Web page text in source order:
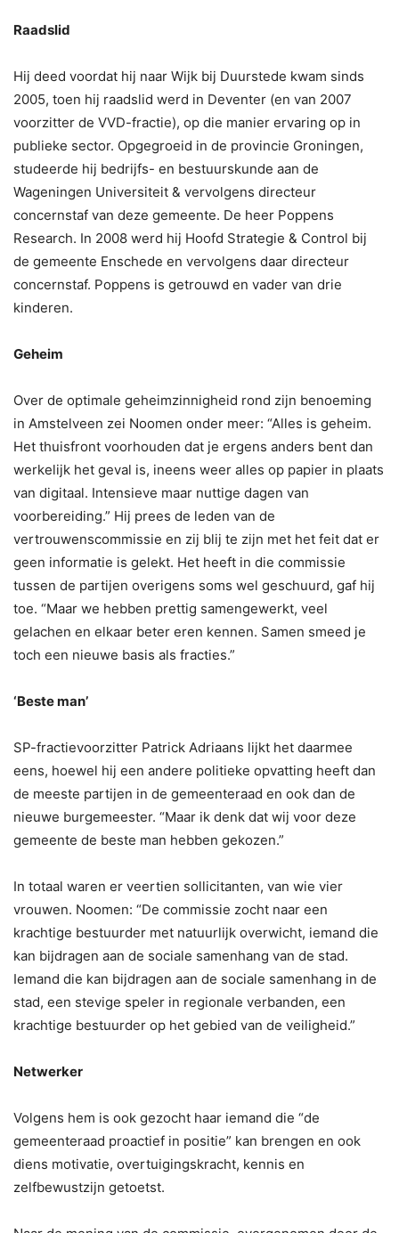
Raadslid
Hij deed voordat hij naar Wijk bij Duurstede kwam sinds
2005, toen hij raadslid werd in Deventer (en van 2007
voorzitter de VVD-fractie), op die manier ervaring op in
publieke sector. Opgegroeid in de provincie Groningen,
studeerde hij bedrijfs- en bestuurskunde aan de
Wageningen Universiteit & vervolgens directeur
concernstaf van deze gemeente. De heer Poppens
Research. In 2008 werd hij Hoofd Strategie & Control bij
de gemeente Enschede en vervolgens daar directeur
concernstaf. Poppens is getrouwd en vader van drie
kinderen.
Geheim
Over de optimale geheimzinnigheid rond zijn benoeming
in Amstelveen zei Noomen onder meer: “Alles is geheim.
Het thuisfront voorhouden dat je ergens anders bent dan
werkelijk het geval is, ineens weer alles op papier in plaats
van digitaal. Intensieve maar nuttige dagen van
voorbereiding.” Hij prees de leden van de
vertrouwenscommissie en zij blij te zijn met het feit dat er
geen informatie is gelekt. Het heeft in die commissie
tussen de partijen overigens soms wel geschuurd, gaf hij
toe. “Maar we hebben prettig samengewerkt, veel
gelachen en elkaar beter eren kennen. Samen smeed je
toch een nieuwe basis als fracties.”
‘Beste man’
SP-fractievoorzitter Patrick Adriaans lijkt het daarmee
eens, hoewel hij een andere politieke opvatting heeft dan
de meeste partijen in de gemeenteraad en ook dan de
nieuwe burgemeester. “Maar ik denk dat wij voor deze
gemeente de beste man hebben gekozen.”
In totaal waren er veertien sollicitanten, van wie vier
vrouwen. Noomen: “De commissie zocht naar een
krachtige bestuurder met natuurlijk overwicht, iemand die
kan bijdragen aan de sociale samenhang van de stad.
Iemand die kan bijdragen aan de sociale samenhang in de
stad, een stevige speler in regionale verbanden, een
krachtige bestuurder op het gebied van de veiligheid.”
Netwerker
Volgens hem is ook gezocht haar iemand die “de
gemeenteraad proactief in positie” kan brengen en ook
diens motivatie, overtuigingskracht, kennis en
zelfbewustzijn getoetst.